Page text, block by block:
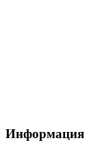
Информация